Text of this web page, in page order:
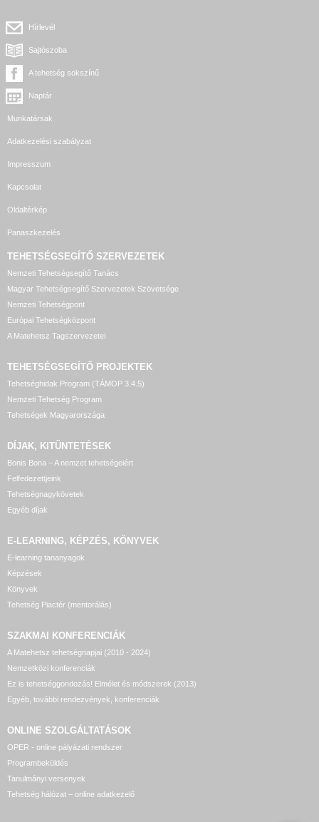
Hírlevél
Sajtószoba
A tehetség sokszínű
Naptár
Munkatársak
Adatkezelési szabályzat
Impresszum
Kapcsolat
Oldaltérkép
Panaszkezelés
TEHETSÉGSEGÍTŐ SZERVEZETEK
Nemzeti Tehetségsegítő Tanács
Magyar Tehetségsegítő Szervezetek Szövetsége
Nemzeti Tehetségpont
Európai Tehetségközpont
A Matehetsz Tagszervezetei
TEHETSÉGSEGÍTŐ PROJEKTEK
Tehetséghidak Program (TÁMOP 3.4.5)
Nemzeti Tehetség Program
Tehetségek Magyarországa
DÍJAK, KITÜNTETÉSEK
Bonis Bona – A nemzet tehetségeiért
Felfedezettjeink
Tehetségnagykövetek
Egyéb díjak
E-LEARNING, KÉPZÉS, KÖNYVEK
E-learning tananyagok
Képzések
Könyvek
Tehetség Piactér (mentorálás)
SZAKMAI KONFERENCIÁK
A Matehetsz tehetségnapjai (2010 - 2024)
Nemzetközi konferenciák
Ez is tehetséggondozás! Elmélet és módszerek (2013)
Egyéb, további rendezvények, konferenciák
ONLINE SZOLGÁLTATÁSOK
OPER - online pályázati rendszer
Programbeküldés
Tanulmányi versenyek
Tehetség hálózat – online adatkezelő